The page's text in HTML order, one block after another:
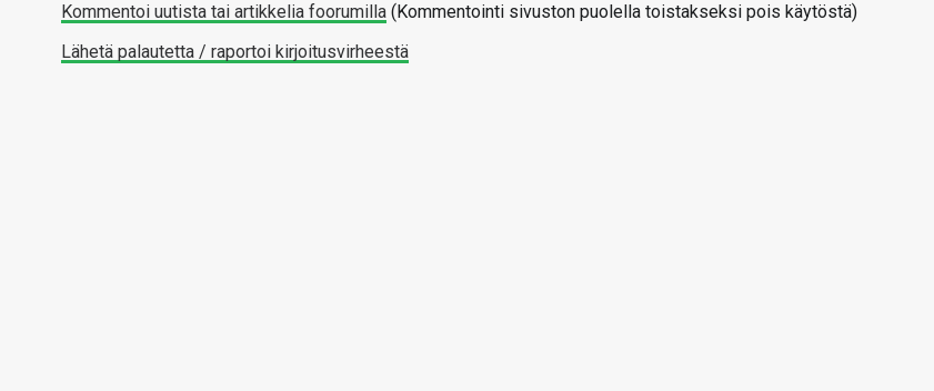
Kommentoi uutista tai artikkelia foorumilla (Kommentointi sivuston puolella toistakseksi pois käytöstä)
Lähetä palautetta / raportoi kirjoitusvirheestä